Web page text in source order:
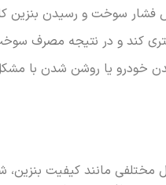
فشار سوخت و رسیدن بنزین
کند و در نتیجه مصرف
خودرو یا روشن شدن با
مانند کیفیت بنزین،